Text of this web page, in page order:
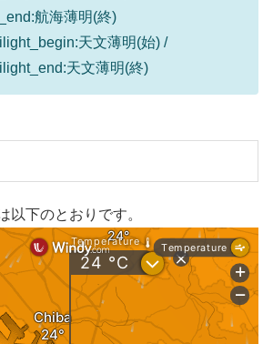
航海薄明(終)
天文薄明(始) /
天文薄明(終)
以下のとおりです。